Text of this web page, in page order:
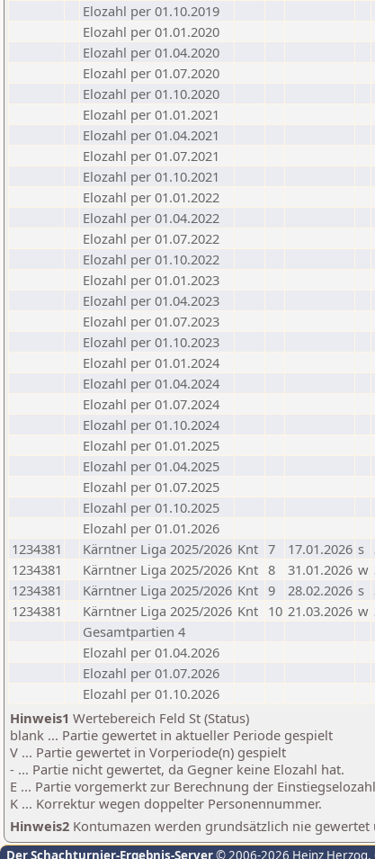
Elozahl per 01.10.2019
Elozahl per 01.01.2020
Elozahl per 01.04.2020
Elozahl per 01.07.2020
Elozahl per 01.10.2020
Elozahl per 01.01.2021
Elozahl per 01.04.2021
Elozahl per 01.07.2021
Elozahl per 01.10.2021
Elozahl per 01.01.2022
Elozahl per 01.04.2022
Elozahl per 01.07.2022
Elozahl per 01.10.2022
Elozahl per 01.01.2023
Elozahl per 01.04.2023
Elozahl per 01.07.2023
Elozahl per 01.10.2023
Elozahl per 01.01.2024
Elozahl per 01.04.2024
Elozahl per 01.07.2024
Elozahl per 01.10.2024
Elozahl per 01.01.2025
Elozahl per 01.04.2025
Elozahl per 01.07.2025
Elozahl per 01.10.2025
Elozahl per 01.01.2026
1234381
Kärntner Liga 2025/2026 Knt 7 17.01.2026 s
1234381
Kärntner Liga 2025/2026 Knt 8 31.01.2026 w
1234381
Kärntner Liga 2025/2026 Knt 9 28.02.2026 s
1234381
Kärntner Liga 2025/2026 Knt 10 21.03.2026 w
Gesamtpartien 4
Elozahl per 01.04.2026
Elozahl per 01.07.2026
Elozahl per 01.10.2026
Hinweis1 Wertebereich Feld St (Status)
blank ... Partie gewertet in aktueller Periode gespielt
V ... Partie gewertet in Vorperiode(n) gespielt
- ... Partie nicht gewertet, da Gegner keine Elozahl hat.
E ... Partie vorgemerkt zur Berechnung der
K ... Korrektur wegen doppelter Personennummer.
Hinweis2 Kontumazen werden grundsätzlich nie
Der Schachturnier-Ergebnis-Server© 2006-2026 Heinz Herzog,